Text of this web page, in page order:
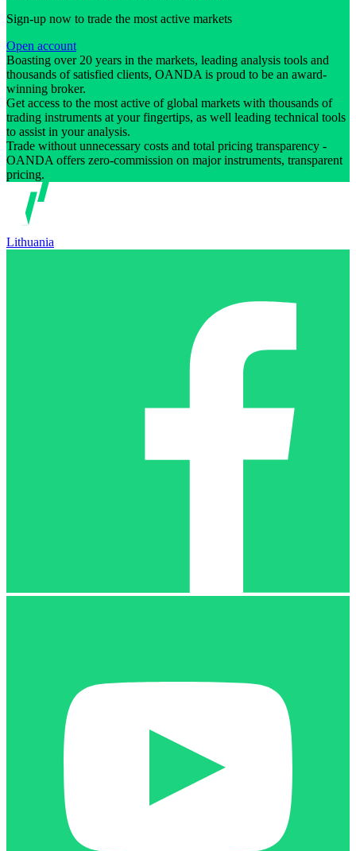
Sign-up now to trade the most active markets
Open account
Boasting over 20 years in the markets, leading analysis tools and
thousands of satisfied clients, OANDA is proud to be an award-
winning broker.
Get access to the most active of global markets with thousands of
trading instruments at your fingertips, as well leading technical tools
to assist in your analysis.
Trade without unnecessary costs and total pricing transparency -
OANDA offers zero-commission on major instruments, transparent
pricing.
Lithuania